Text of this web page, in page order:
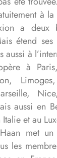
à
a deux
étend
aussi à
à
aussi en
Italie et au
met un
les